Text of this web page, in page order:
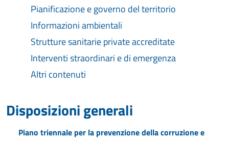
Pianificazione e governo del territorio
Informazioni ambientali
Strutture sanitarie private accreditate
Interventi straordinari e di emergenza
Altri contenuti
Disposizioni generali
Piano triennale per la prevenzione della corruzione e